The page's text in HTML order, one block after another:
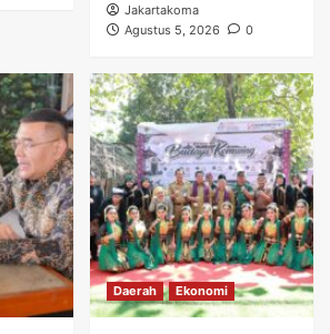
Jakartakoma
Agustus 5, 2026
0
Daerah Ekonomi